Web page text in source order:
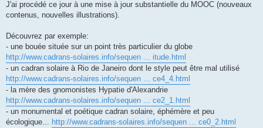
g
J'ai procédé ce jour à une mise à jour substantielle du MOOC (nouveaux
contenus, nouvelles illustrations).
Découvrez par exemple:
- une bouée située sur un point très particulier du globe
http://www.cadrans-solaires.info/sequen ... itude.html
- un cadran solaire à Rio de Janeiro dont le style peut être mal utilisé
http://www.cadrans-solaires.info/sequen ... ce4_4.html
- la mère des gnomonistes Hypatie d'Alexandrie
http://www.cadrans-solaires.info/sequen ... ce2_1.html
- un monumental et poétique cadran solaire, éphémère et peu
écologique... http://www.cadrans-solaires.info/sequen ... ce0_2.html